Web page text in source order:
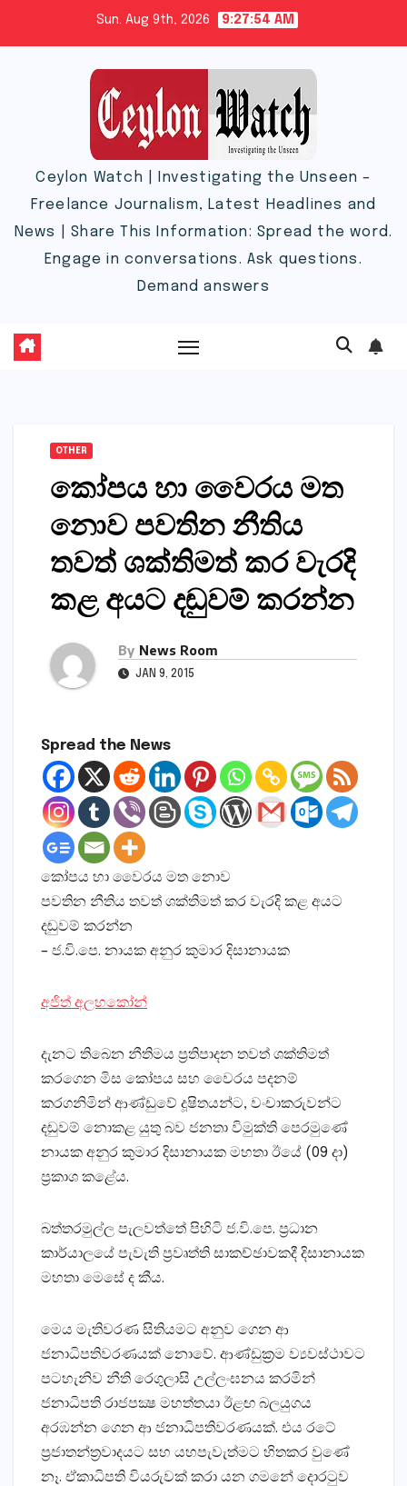
Sun. Aug 9th, 2026 9:27:55 AM
Ceylon Watch | Investigating the Unseen –
Freelance Journalism, Latest Headlines and
News | Share This Information: Spread the word.
Engage in conversations. Ask questions.
Demand answers
OTHER
කෝපය හා වෛරය මත
නොව පවතින නීතිය
තවත් ශක්‌තිමත් කර වැරදි
කළ අයට දඬුවම් කරන්න
By News Room
JAN 9, 2015
Spread the News
කෝපය හා වෛරය මත නොව
පවතින නීතිය තවත් ශක්‌තිමත් කර වැරදි කළ අයට
දඬුවම් කරන්න
– ජ.වි.පෙ. නායක අනුර කුමාර දිසානායක
අජිත් අලහකෝන්
දැනට තිබෙන නීතිමය ප්‍රතිපාදන තවත් ශක්‌තිමත්
කරගෙන මිස කෝපය සහ වෛරය පදනම්
කරගනිමින් ආණ්‌ඩුවේ දූෂිතයන්ට, වංචාකරුවන්ට
දඬුවම් නොකළ යුතු බව ජනතා විමුක්‌ති පෙරමුණේ
නායක අනුර කුමාර දිසානායක මහතා ඊයේ (09 දා)
ප්‍රකාශ කළේය.
බත්තරමුල්ල පැලවත්තේ පිහිටි ජ.වි.පෙ. ප්‍රධාන
කාර්යාලයේ පැවැති ප්‍රවෘත්ති සාකච්ඡාවකදී දිසානායක
මහතා මෙසේ ද කීය.
මෙය මැතිවරණ සිතියමට අනුව ගෙන ආ
ජනාධිපතිවරණයක්‌ නොවේ. ආණ්‌ඩුක්‍රම ව්‍යවස්‌ථාවට
පටහැනිව නීති රෙගුලාසි උල්ලංඝනය කරමින්
ජනාධිපති රාජපක්‍ෂ මහත්තයා ඊළඟ බලයුගය
අරඹන්න ගෙන ආ ජනාධිපතිවරණයක්‌. එය රටේ
ප්‍රජාතන්ත්‍රවාදයට සහ යහපැවැත්මට හිතකර වුණේ
නෑ. ඒකාධිපති වියරුවක්‌ කරා යන ගමනේ දොරටුව